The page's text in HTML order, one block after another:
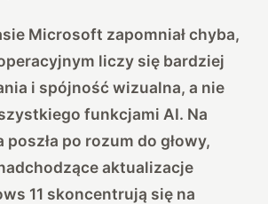
Microsoft zapomniał chyba,
liczy się bardziej
i spójność wizualna, a nie
funkcjami AI. Na
po rozum do głowy,
aktualizacje
11 skoncentrują się na